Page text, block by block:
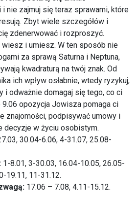
nie zajmuj się teraz sprawami, które
Zbyt wiele szczegółów i
zdenerwować i rozproszyć.
wiesz i umiesz. W ten sposób nie
za sprawą Saturna i Neptuna,
kwadraturą na twój znak. Od
ich wpływ osłabnie, wtedy ryzykuj,
i odważnie domagaj się tego, co ci
9.06 opozycja Jowisza pomaga ci
znajomości, podpisywać umowy i
decyzje w życiu osobistym.
30.04-6.06, 4-31.07, 25.08-
1-8.01, 3-30.03, 16.04-10.05, 26.05-
19.11, 11-31.12.
17.06 – 7.08, 4.11-15.12.